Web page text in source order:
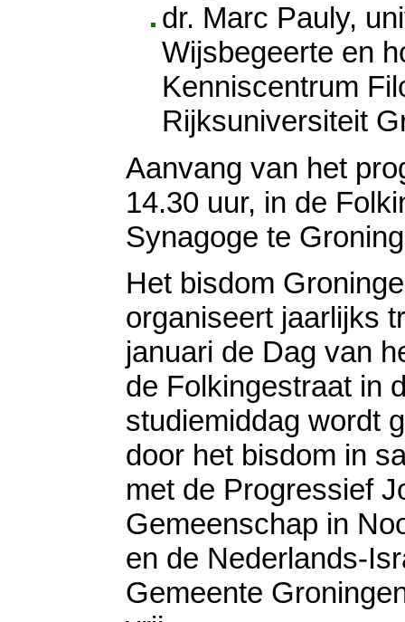
dr. Marc Pauly,
Wijsbegeerte en
Kenniscentrum
Rijksuniversiteit
Aanvang van het
14.30 uur, in de
Synagoge te
Het bisdom
organiseert jaarlijks
januari de Dag van
de Folkingestraat in
studiemiddag wordt
door het bisdom in
met de Progressief
Gemeenschap in
en de Nederlands-
Gemeente